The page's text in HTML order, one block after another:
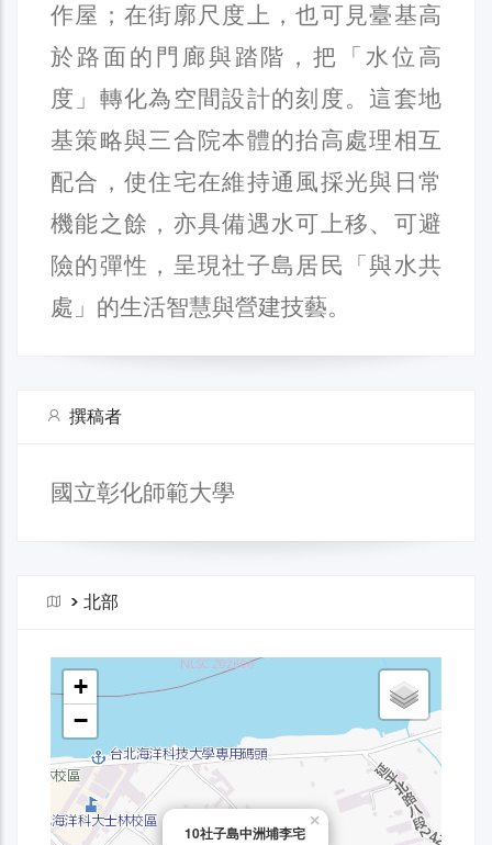
作屋；在街廓尺度上，也可見臺基高
於路面的門廊與踏階，把「水位高
度」轉化為空間設計的刻度。這套地
基策略與三合院本體的抬高處理相互
配合，使住宅在維持通風採光與日常
機能之餘，亦具備遇水可上移、可避
險的彈性，呈現社子島居民「與水共
處」的生活智慧與營建技藝。
撰稿者
國立彰化師範大學
> 北部